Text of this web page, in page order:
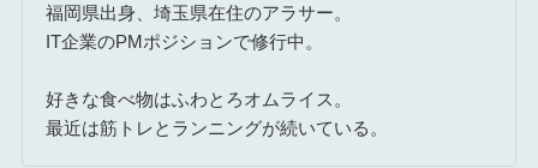
福岡県出身、埼玉県在住のアラサー。
IT企業のPMポジションで修行中。
好きな食べ物はふわとろオムライス。
最近は筋トレとランニングが続いている。